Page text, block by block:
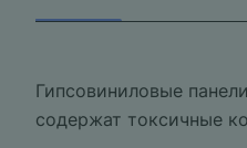
Гипсовиниловые
содержат токсичные